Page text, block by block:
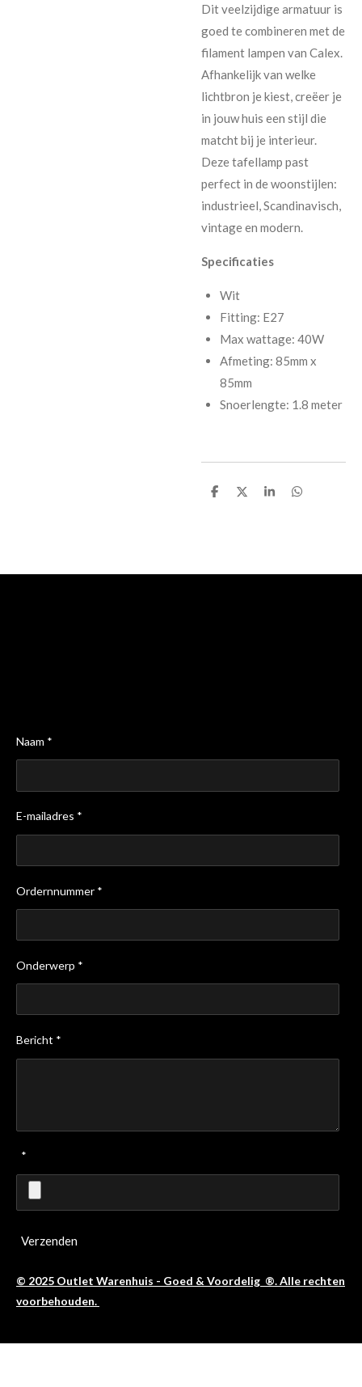
Dit veelzijdige armatuur is
goed te combineren met de
filament lampen van Calex.
Afhankelijk van welke
lichtbron je kiest, creëer je
in jouw huis een stijl die
matcht bij je interieur.
Deze tafellamp past
perfect in de woonstijlen:
industrieel, Scandinavisch,
vintage en modern.
Specificaties
Wit
Fitting: E27
Max wattage: 40W
Afmeting: 85mm x
85mm
Snoerlengte: 1.8 meter
D
D
S
D
Naam *
E-mailadres *
Ordernnummer *
Onderwerp *
Bericht *
*
Verzenden
© 2025 Outlet Warenhuis - Goed & Voordelig ®. Alle rechten
voorbehouden.